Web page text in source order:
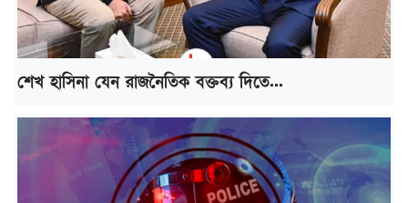
শেখ হাসিনা যেন রাজনৈতিক বক্তব্য দিতে...